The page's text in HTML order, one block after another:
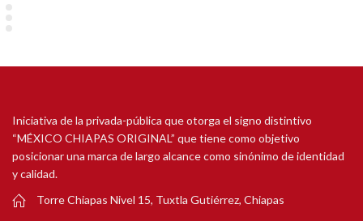
Iniciativa de la privada-pública que otorga el signo distintivo
“MÉXICO CHIAPAS ORIGINAL” que tiene como objetivo
posicionar una marca de largo alcance como sinónimo de identidad
y calidad.
Torre Chiapas Nivel 15, Tuxtla Gutiérrez, Chiapas